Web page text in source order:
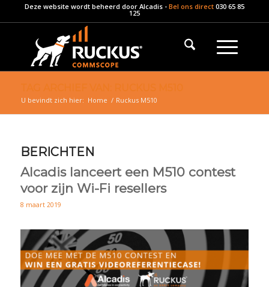
Deze website wordt beheerd door Alcadis- Bel ons direct 030 65 85
125
U bevindt zich hier: Home / Ruckus M510
BERICHTEN
Alcadis lanceert een M510 contest
voor zijn Wi-Fi resellers
8 maart 2019